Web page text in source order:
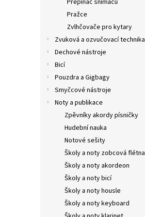
Přepínač snímačů
Pražce
Zvlhčovače pro kytary
Zvuková a ozvučovací technika
Dechové nástroje
Bicí
Pouzdra a Gigbagy
Smyčcové nástroje
Noty a publikace
Zpěvníky akordy písničky
Hudební nauka
Notové sešity
Školy a noty zobcová flétna
Školy a noty akordeon
Školy a noty bicí
Školy a noty housle
Školy a noty keyboard